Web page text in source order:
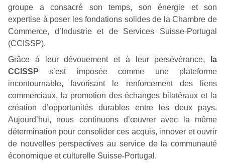
groupe a consacré son temps, son énergie et son
expertise à poser les fondations solides de la Chambre de
Commerce, d’Industrie et de Services Suisse-Portugal
(CCISSP).
Grâce à leur dévouement et à leur persévérance,
la
CCISSP s’est imposée comme une plateforme
incontournable, favorisant le renforcement des liens
commerciaux, la promotion des échanges bilatéraux et la
création d’opportunités durables entre les deux pays.
Aujourd’hui, nous continuons d’œuvrer avec la même
détermination pour consolider ces acquis, innover et ouvrir
de nouvelles perspectives au service de la communauté
économique et culturelle Suisse-Portugal.